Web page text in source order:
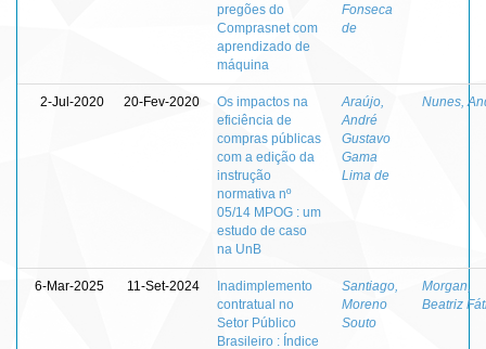
pregões do
Comprasnet com
aprendizado de
máquina
Fonseca
de
2-Jul-2020 20-Fev-2020
Os impactos na
eficiência de
compras públicas
com a edição da
instrução
normativa nº
05/14 MPOG : um
estudo de caso
na UnB
Araújo,
André
Gustavo
Gama
Lima de
Nunes,
6-Mar-2025 11-Set-2024
Inadimplemento
contratual no
Setor Público
Brasileiro : Índice
Santiago,
Moreno
Souto
Morgan,
Beatriz